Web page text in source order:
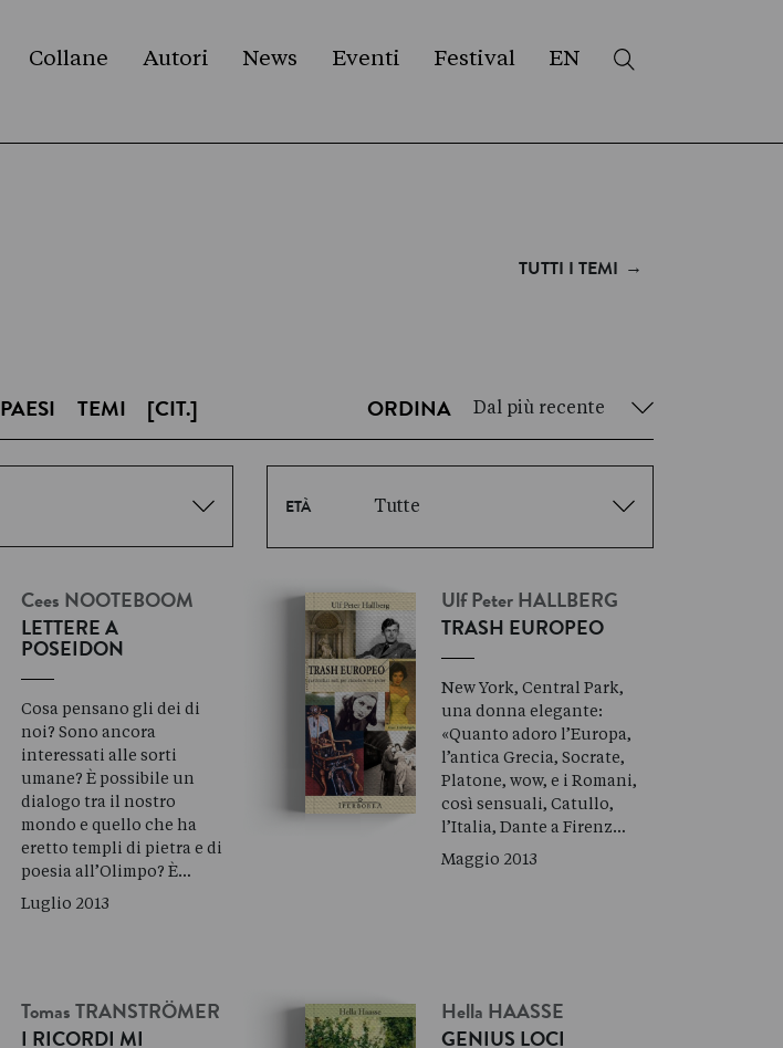
Collane Autori News Eventi Festival EN
TUTTI I TEMI →
PAESI TEMI [CIT.] ORDINA Dal più recente
ETÀ Tutte
Cees NOOTEBOOM
LETTERE A
POSEIDON
Cosa pensano gli dei di
noi? Sono ancora
interessati alle sorti
umane? È possibile un
dialogo tra il nostro
mondo e quello che ha
eretto templi di pietra e di
poesia all’Olimpo? È…
Luglio 2013
Ulf Peter HALLBERG
TRASH EUROPEO
New York, Central Park,
una donna elegante:
«Quanto adoro l’Europa,
l’antica Grecia, Socrate,
Platone, wow, e i Romani,
così sensuali, Catullo,
l’Italia, Dante a Firenz…
Maggio 2013
Tomas TRANSTRÖMER
I RICORDI MI
Hella HAASSE
GENIUS LOCI